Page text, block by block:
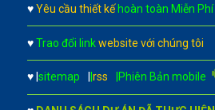
♥ Yêu cầu thiết kế hoàn toàn Miễn Phí
♥ Trao đổi link website với chúng tôi
♥ |sitemap |rss |Phiên Bản mobile